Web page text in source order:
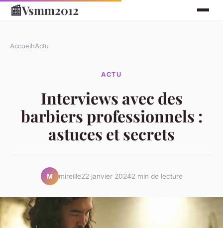
📰Vsmm2012
Accueil›Actu
ACTU
Interviews avec des
barbiers professionnels :
astuces et secrets
M mireille22 janvier 20242 min de lecture